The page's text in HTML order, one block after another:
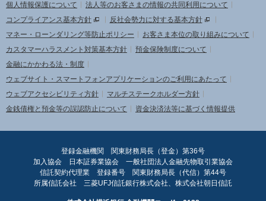
個人情報保護について
法人等のお客さまの情報の共同利用について
コンプライアンス基本方針
反社会勢力に対する基本方針
マネー・ローンダリング等防止ポリシー
お客さま本位の取り組みについて
カスタマーハラスメント対策基本方針
預金保険制度について
金融にかかわる法・制度
ウェブサイト・スマートフォンアプリケーションのご利用にあたって
ウェブアクセシビリティ方針
マルチステークホルダー方針
金銭債権と預金等の誤認防止について
資金決済法等に基づく情報提供
登録金融機関 関東財務局長（登金）第36号
加入協会 日本証券業協会 一般社団法人金融先物取引業協会
信託契約代理業 登録番号 関東財務局長（代信）第44号
所属信託会社 三菱UFJ信託銀行株式会社、株式会社朝日信託